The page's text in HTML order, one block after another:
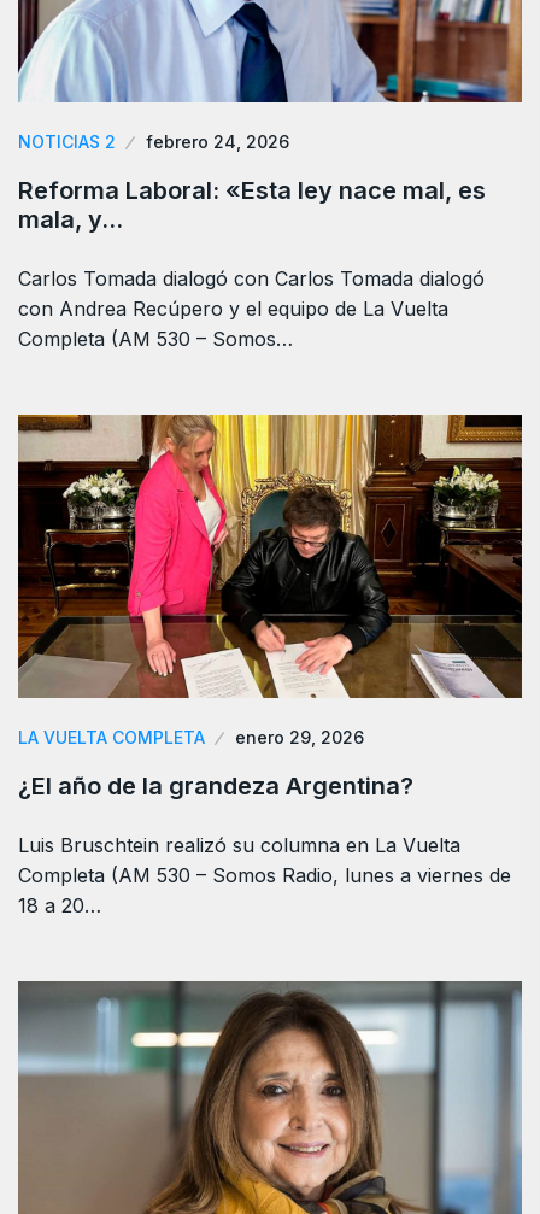
NOTICIAS 2 febrero 24, 2026
Reforma Laboral: «Esta ley nace mal, es
mala, y…
Carlos Tomada dialogó con Carlos Tomada dialogó
con Andrea Recúpero y el equipo de La Vuelta
Completa (AM 530 – Somos…
LA VUELTA COMPLETA enero 29, 2026
¿El año de la grandeza Argentina?
Luis Bruschtein realizó su columna en La Vuelta
Completa (AM 530 – Somos Radio, lunes a viernes de
18 a 20…